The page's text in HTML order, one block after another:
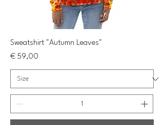
Sweatshirt "Autumn Leaves"
Preis
€ 59,00